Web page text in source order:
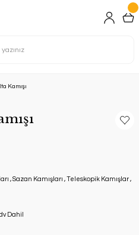
Kamışı
,Sazan Kamışları ,Teleskopik Kamışlar ,
Dahil